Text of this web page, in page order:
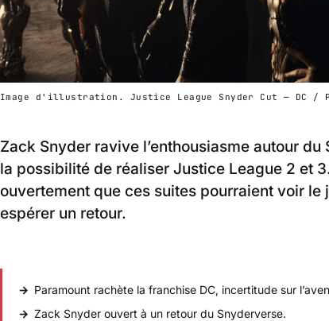
Image d'illustration. Justice League Snyder Cut — DC /
Zack Snyder ravive l’enthousiasme autour
la possibilité de réaliser Justice League 2 et
ouvertement que ces suites pourraient voir le
espérer un retour.
Paramount rachète la franchise DC, incertitude sur
Zack Snyder ouvert à un retour du Snyderverse.